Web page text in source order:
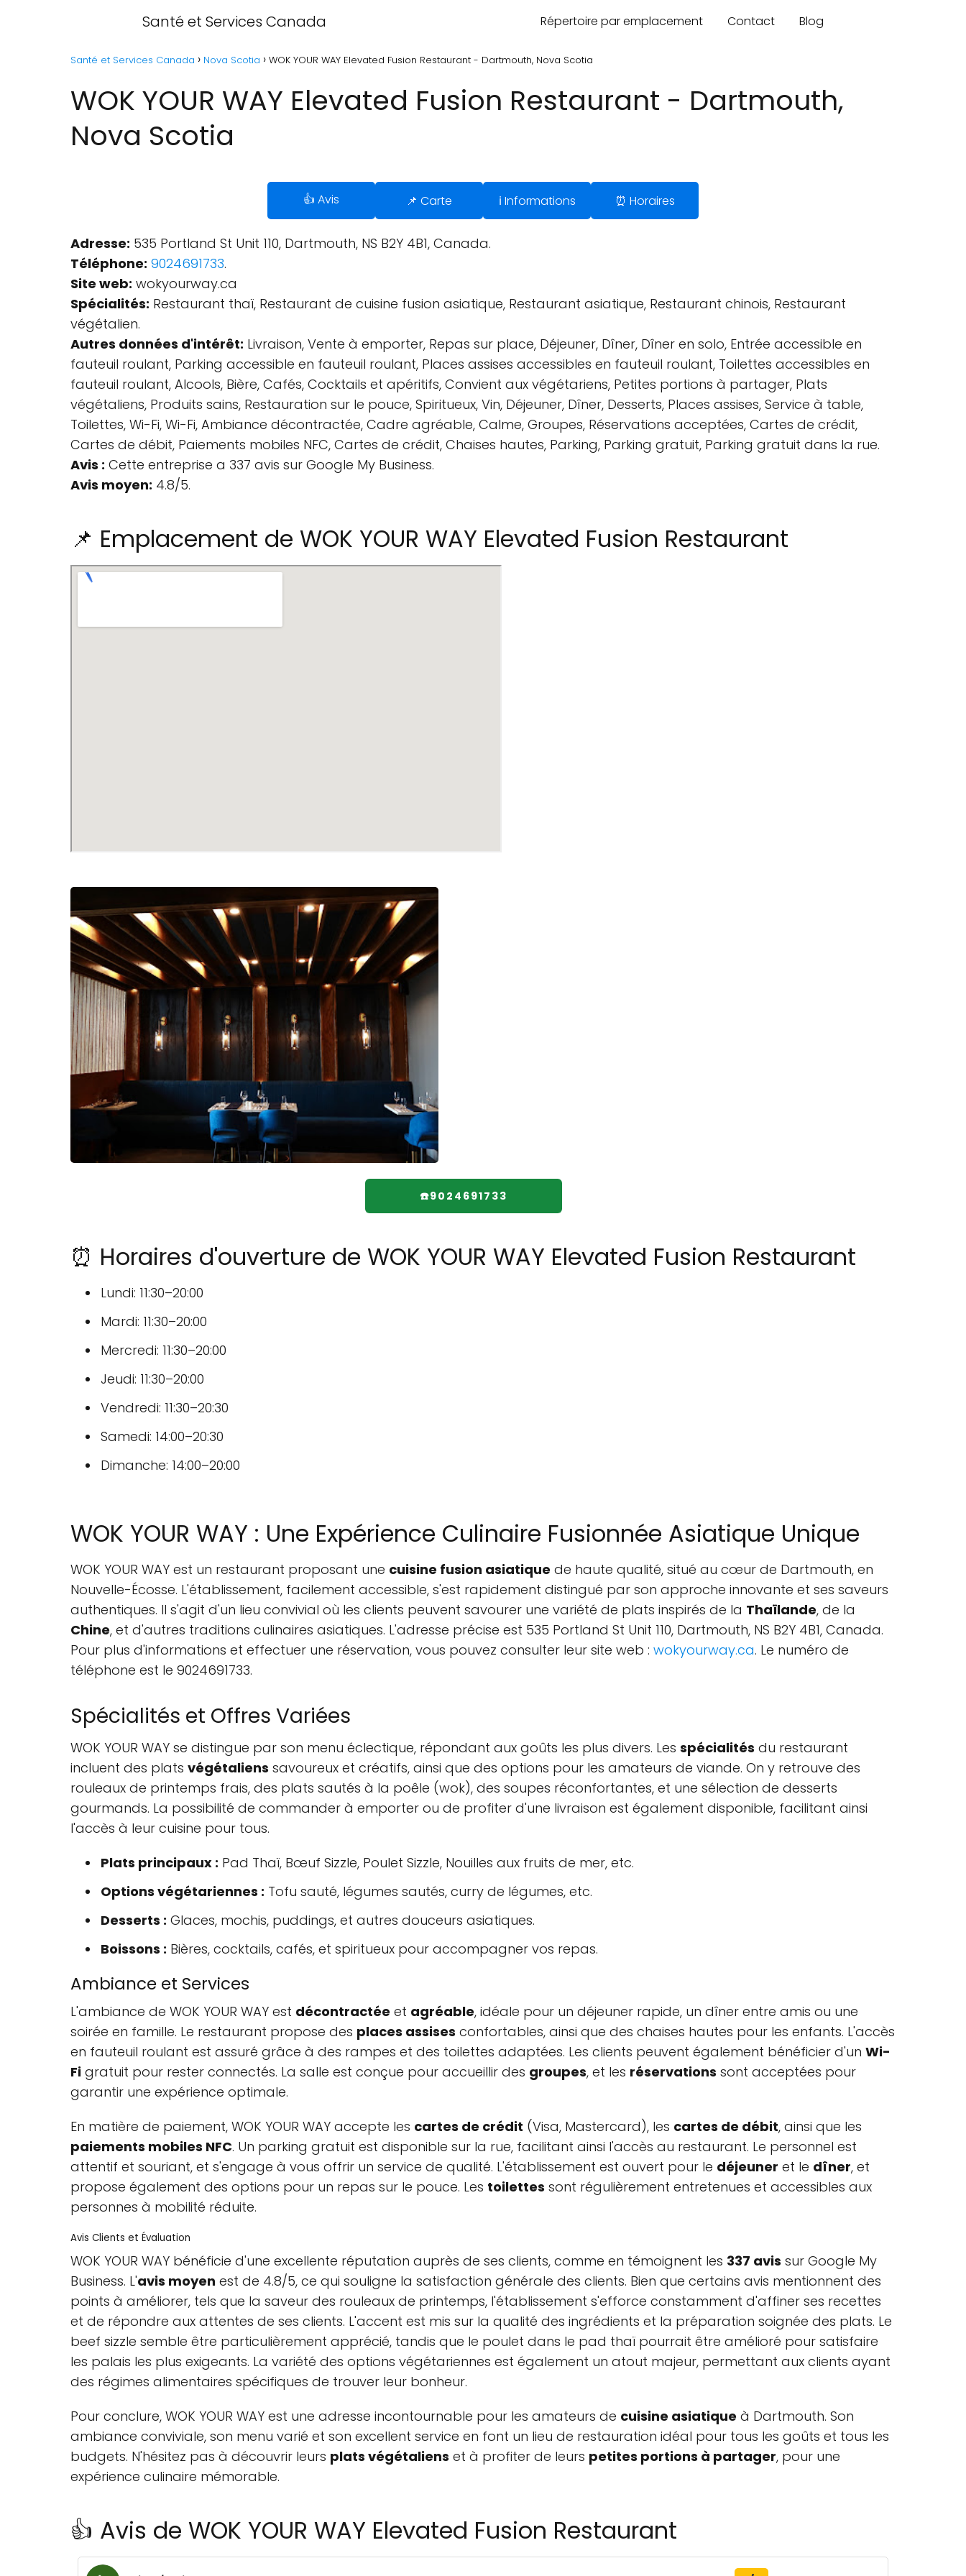
Santé et Services Canada Répertoire par emplacement Contact Blog
Santé et Services Canada Nova Scotia WOK YOUR WAY Elevated Fusion Restaurant - Dartmouth, Nova Scotia
WOK YOUR WAY Elevated Fusion Restaurant - Dartmouth,
Nova Scotia
👍 Avis 📌 Carte ℹ️ Informations ⏰ Horaires
Adresse: 535 Portland St Unit 110, Dartmouth, NS B2Y 4B1, Canada.
Téléphone: 9024691733.
Site web: wokyourway.ca
Spécialités: Restaurant thaï, Restaurant de cuisine fusion asiatique, Restaurant asiatique, Restaurant chinois, Restaurant
végétalien.
Autres données d'intérêt: Livraison, Vente à emporter, Repas sur place, Déjeuner, Dîner, Dîner en solo, Entrée accessible en
fauteuil roulant, Parking accessible en fauteuil roulant, Places assises accessibles en fauteuil roulant, Toilettes accessibles en
fauteuil roulant, Alcools, Bière, Cafés, Cocktails et apéritifs, Convient aux végétariens, Petites portions à partager, Plats
végétaliens, Produits sains, Restauration sur le pouce, Spiritueux, Vin, Déjeuner, Dîner, Desserts, Places assises, Service à table,
Toilettes, Wi-Fi, Wi-Fi, Ambiance décontractée, Cadre agréable, Calme, Groupes, Réservations acceptées, Cartes de crédit,
Cartes de débit, Paiements mobiles NFC, Cartes de crédit, Chaises hautes, Parking, Parking gratuit, Parking gratuit dans la rue.
Avis : Cette entreprise a 337 avis sur Google My Business.
Avis moyen: 4.8/5.
📌 Emplacement de WOK YOUR WAY Elevated Fusion Restaurant
☎️9024691733
⏰ Horaires d'ouverture de WOK YOUR WAY Elevated Fusion Restaurant
Lundi: 11:30–20:00
Mardi: 11:30–20:00
Mercredi: 11:30–20:00
Jeudi: 11:30–20:00
Vendredi: 11:30–20:30
Samedi: 14:00–20:30
Dimanche: 14:00–20:00
WOK YOUR WAY : Une Expérience Culinaire Fusionnée Asiatique Unique
WOK YOUR WAY est un restaurant proposant une cuisine fusion asiatique de haute qualité, situé au cœur de Dartmouth, en
Nouvelle-Écosse. L'établissement, facilement accessible, s'est rapidement distingué par son approche innovante et ses saveurs
authentiques. Il s'agit d'un lieu convivial où les clients peuvent savourer une variété de plats inspirés de la Thaïlande, de la
Chine, et d'autres traditions culinaires asiatiques. L'adresse précise est 535 Portland St Unit 110, Dartmouth, NS B2Y 4B1, Canada.
Pour plus d'informations et effectuer une réservation, vous pouvez consulter leur site web : wokyourway.ca. Le numéro de
téléphone est le 9024691733.
Spécialités et Offres Variées
WOK YOUR WAY se distingue par son menu éclectique, répondant aux goûts les plus divers. Les spécialités du restaurant
incluent des plats végétaliens savoureux et créatifs, ainsi que des options pour les amateurs de viande. On y retrouve des
rouleaux de printemps frais, des plats sautés à la poêle (wok), des soupes réconfortantes, et une sélection de desserts
gourmands. La possibilité de commander à emporter ou de profiter d'une livraison est également disponible, facilitant ainsi
l'accès à leur cuisine pour tous.
Plats principaux : Pad Thaï, Bœuf Sizzle, Poulet Sizzle, Nouilles aux fruits de mer, etc.
Options végétariennes : Tofu sauté, légumes sautés, curry de légumes, etc.
Desserts : Glaces, mochis, puddings, et autres douceurs asiatiques.
Boissons : Bières, cocktails, cafés, et spiritueux pour accompagner vos repas.
Ambiance et Services
L'ambiance de WOK YOUR WAY est décontractée et agréable, idéale pour un déjeuner rapide, un dîner entre amis ou une
soirée en famille. Le restaurant propose des places assises confortables, ainsi que des chaises hautes pour les enfants. L'accès
en fauteuil roulant est assuré grâce à des rampes et des toilettes adaptées. Les clients peuvent également bénéficier d'un Wi-
Fi gratuit pour rester connectés. La salle est conçue pour accueillir des groupes, et les réservations sont acceptées pour
garantir une expérience optimale.
En matière de paiement, WOK YOUR WAY accepte les cartes de crédit (Visa, Mastercard), les cartes de débit, ainsi que les
paiements mobiles NFC. Un parking gratuit est disponible sur la rue, facilitant ainsi l'accès au restaurant. Le personnel est
attentif et souriant, et s'engage à vous offrir un service de qualité. L'établissement est ouvert pour le déjeuner et le dîner, et
propose également des options pour un repas sur le pouce. Les toilettes sont régulièrement entretenues et accessibles aux
personnes à mobilité réduite.
Avis Clients et Évaluation
WOK YOUR WAY bénéficie d'une excellente réputation auprès de ses clients, comme en témoignent les 337 avis sur Google My
Business. L'avis moyen est de 4.8/5, ce qui souligne la satisfaction générale des clients. Bien que certains avis mentionnent des
points à améliorer, tels que la saveur des rouleaux de printemps, l'établissement s'efforce constamment d'affiner ses recettes
et de répondre aux attentes de ses clients. L'accent est mis sur la qualité des ingrédients et la préparation soignée des plats. Le
beef sizzle semble être particulièrement apprécié, tandis que le poulet dans le pad thaï pourrait être amélioré pour satisfaire
les palais les plus exigeants. La variété des options végétariennes est également un atout majeur, permettant aux clients ayant
des régimes alimentaires spécifiques de trouver leur bonheur.
Pour conclure, WOK YOUR WAY est une adresse incontournable pour les amateurs de cuisine asiatique à Dartmouth. Son
ambiance conviviale, son menu varié et son excellent service en font un lieu de restauration idéal pour tous les goûts et tous les
budgets. N'hésitez pas à découvrir leurs plats végétaliens et à profiter de leurs petites portions à partager, pour une
expérience culinaire mémorable.
👍 Avis de WOK YOUR WAY Elevated Fusion Restaurant